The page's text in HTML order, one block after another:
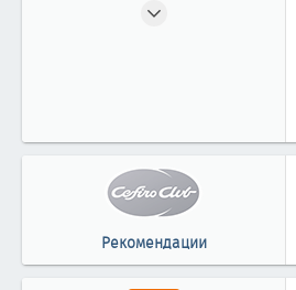
Омск
Рекомендации